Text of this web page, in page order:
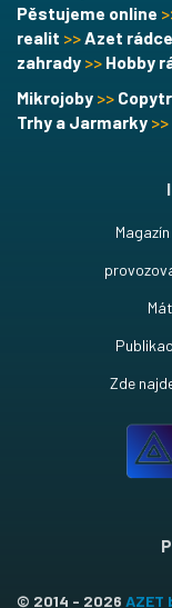
Pěstujeme online
realit >>Azet rádce
zahrady >> Hobby
Mikrojoby >>
Trhy a Jarmarky >>
Magazín
Zde
© 2014 - 2026 AZET